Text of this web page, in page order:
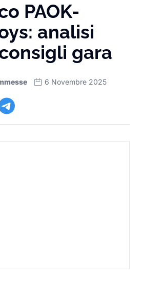
PAOK-
analisi
gara
6 Novembre 2025